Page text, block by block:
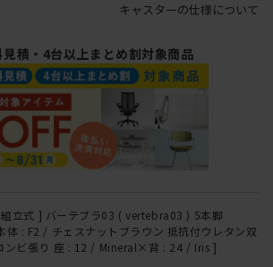
キャスターの仕様について
積・4台以上まとめ割対象商品
立式 ] バーテブラ03 ( vertebra03 ) 5本脚
体 : F2 / チェスナットブラウン 抵抗付ウレタン双
ンビ張り 座 : 12 / Mineral×背 : 24 / Iris ]